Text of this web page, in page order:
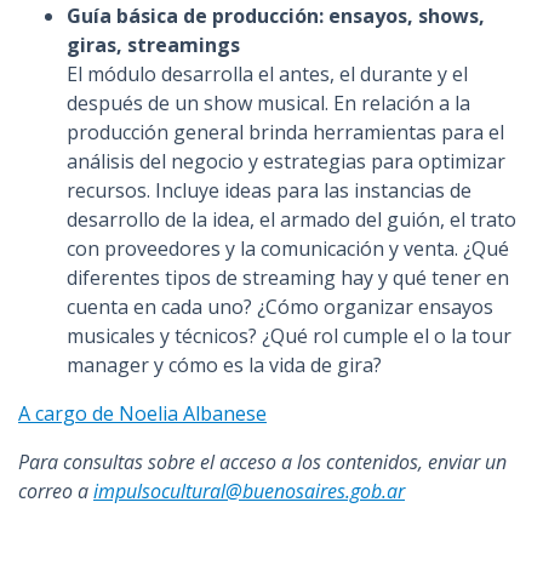
Guía básica de producción: ensayos, shows,
giras, streamings
El módulo desarrolla el antes, el durante y el
después de un show musical. En relación a la
producción general brinda herramientas para el
análisis del negocio y estrategias para optimizar
recursos. Incluye ideas para las instancias de
desarrollo de la idea, el armado del guión, el trato
con proveedores y la comunicación y venta. ¿Qué
diferentes tipos de streaming hay y qué tener en
cuenta en cada uno? ¿Cómo organizar ensayos
musicales y técnicos? ¿Qué rol cumple el o la tour
manager y cómo es la vida de gira?
A cargo de Noelia Albanese
Para consultas sobre el acceso a los contenidos, enviar un
correo aimpulsocultural@buenosaires.gob.ar